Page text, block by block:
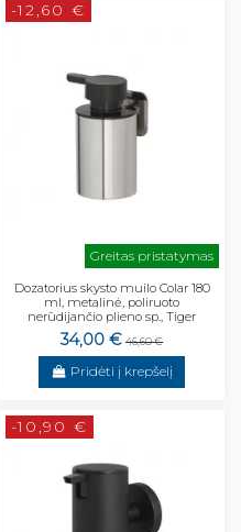
-12,60 €
Greitas pristatymas
Dozatorius skysto muilo Colar 180
ml, metalinė, poliruoto
nerūdijančio plieno sp., Tiger
34,00 € 46,60 €
Pridėti į krepšelį
-10,90 €